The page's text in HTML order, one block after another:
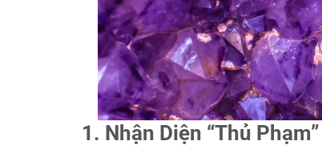
1. Nhận Diện “Thủ